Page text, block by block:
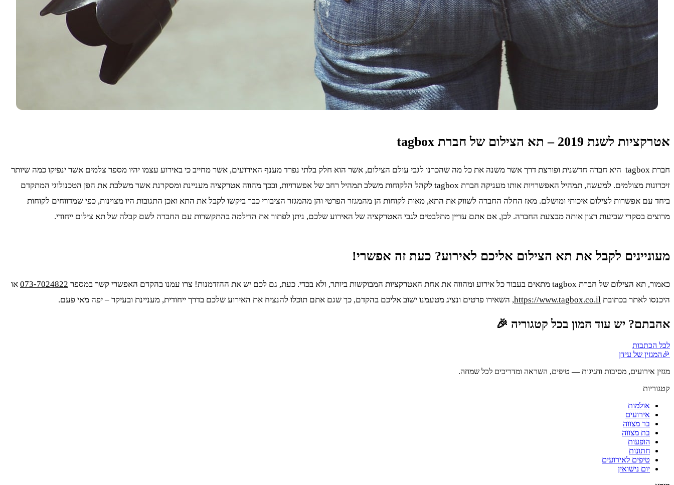
אטרקציות לשנת 2019 – תא הצילום של חברת tagbox
חברת tagbox היא חברה חדשנית ופורצת דרך אשר משנה את כל מה שהכרנו לגבי עולם הצילום, אשר הוא חלק בלתי נפרד מענף האירועים, אשר מחייב כי באירוע עצמו יהיו מספר צלמים אשר ינפיקו כמה שיותר
זיכרונות מצולמים. למעשה, תמהיל האפשרויות אותו מעניקה חברת tagbox לקהל הלקוחות משלב תמהיל רחב של אפשרויות, ובכך מהווה אטרקציה מעניינת ומסקרנת אשר משלבת את הפן הטכנולוגי המתקדם
ביחד עם אפשרות לצילום איכותי ומושלם. מאז החלה החברה לשווק את התא, מאות לקוחות הן מהמגזר הפרטי והן מהמגזר הציבורי כבר ביקשו לקבל את התא ואכן התגובות היו מצוינות, כפי שמדווחים לקוחות
מרוצים בסקרי שביעות רצון אותה מבצעת החברה. לכן, אם אתם עדיין מתלבטים לגבי האטרקציה של האירוע שלכם, ניתן לפתור את הדילמה בהתקשרות עם החברה לשם קבלה של תא צילום ייחודי.
מעוניינים לקבל את תא הצילום אליכם לאירוע? כעת זה אפשרי!
כאמור, תא הצילום של חברת tagbox מתאים בעבור כל אירוע ומהווה את אחת האטרקציות המבוקשות ביותר, ולא בכדי. כעת, גם לכם יש את ההזדמנות! צרו עמנו בהקדם האפשרי קשר במספר 073-7024822 או
היכנסו לאתר בכתובת https://www.tagbox.co.il, השאירו פרטים ונציג מטעמנו ישוב אליכם בהקדם, כך שגם אתם תוכלו להנציח את האירוע שלכם בדרך ייחודית, מעניינת ובעיקר – יפה מאי פעם.
אהבתם? יש עוד המון בכל קטגוריה 🎉
לכל הכתבות
🎉המגזין של עידן
מגזין אירועים, מסיבות וחגיגות — טיפים, השראה ומדריכים לכל שמחה.
קטגוריות
אולמות
אירועים
בר מצווה
בת מצווה
הופעות
חתונות
טיפים לאירועים
יום נישואין